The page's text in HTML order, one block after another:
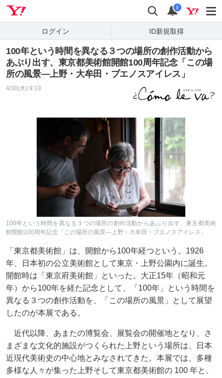
検索 通知
i
ログイン ID新規取得
100年という時間を異なる３つの場所の創作活動から
あぶり出す、東京都美術館開館100周年記念「この場
所の風景―上野・大牟田・ブエノスアイレス」
4/30(木) 9:19
100年という時間を異なる３つの場所の創作活動からあぶり出す、東京都美術
館開館100周年記念「この場所の風景―上野・大牟田・ブエノスアイレス」
「東京都美術館」は、開館から100年経つという。1926
年、日本初の公立美術館として東京・上野公園内に誕生。
開館時は「東京府美術館」といった。大正15年（昭和元
年）から100年を経た記念として、「100年」という時間を
異なる３つの創作活動を、「この場所の風景」として展望
したのが本展である。
近代以降、あまたの博覧会、展覧会の開催地となり、さ
まざまな文化的施設がつくられた上野という場所は、日本
近現代美術史の中心地とみなされてきた。本展では、多種
多様な人々が集った上野そして東京都美術館の 100 年と、